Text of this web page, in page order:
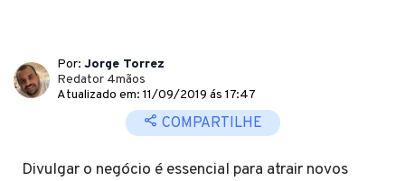
Por: Jorge Torrez
Redator 4mãos
Atualizado em: 11/09/2019 ás 17:47
COMPARTILHE
Divulgar o negócio é essencial para atrair novos